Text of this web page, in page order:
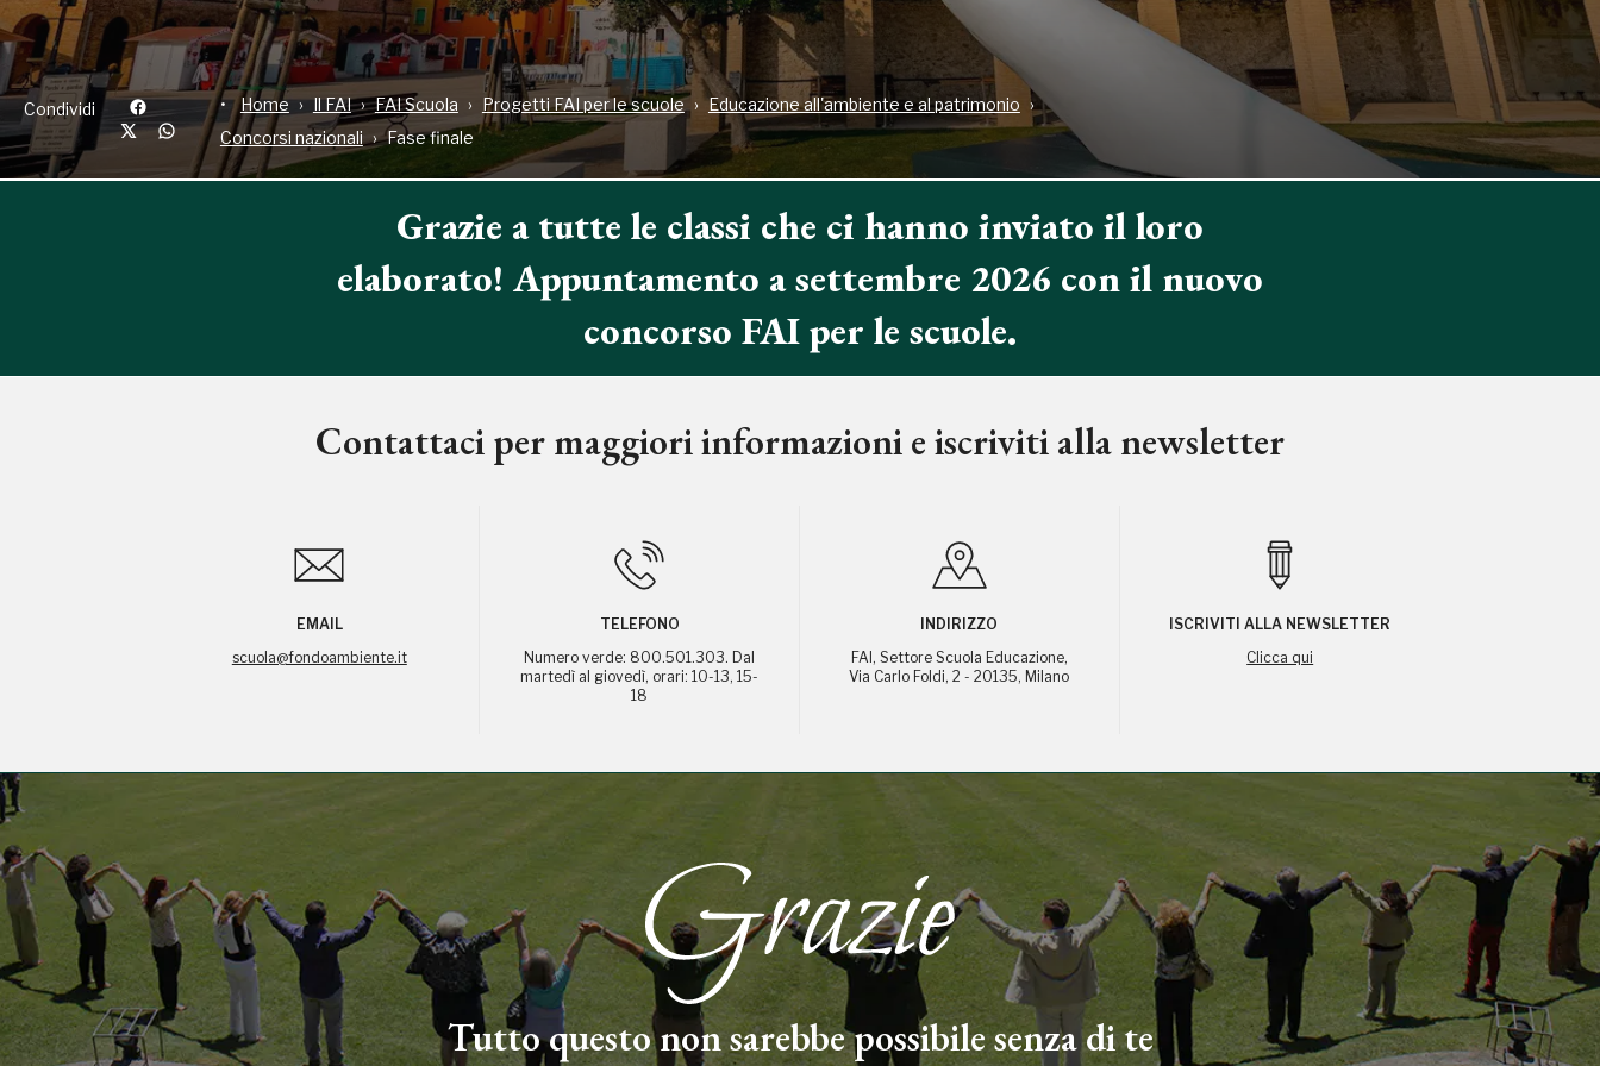
Condividi Home Il FAI FAI Scuola Progetti FAI per le scuole
Educazione all'ambiente e al patrimonio
Concorsi nazionali
Fase finale
Grazie a tutte le classi che ci hanno inviato il loro
elaborato! Appuntamento a settembre 2026 con il nuovo
concorso FAI per le scuole.
Contattaci per maggiori informazioni e iscriviti alla newsletter
EMAIL
scuola@fondoambiente.it
TELEFONO
Numero verde: 800.501.303. Dal
martedì al giovedì, orari: 10-13, 15-
18
INDIRIZZO
FAI, Settore Scuola Educazione,
Via Carlo Foldi, 2 - 20135, Milano
ISCRIVITI ALLA NEWSLETTER
Clicca qui
Tutto questo non sarebbe possibile senza di te